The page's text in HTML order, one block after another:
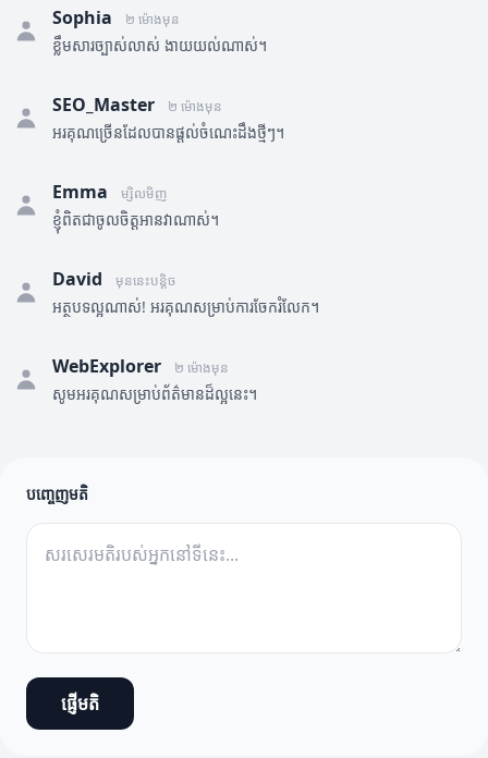
Sophia ២ ម៉ោងមុន
ខ្លឹមសារច្បាស់លាស់ ងាយយល់ណាស់។
SEO_Master ២ ម៉ោងមុន
អរគុណច្រើនដែលបានផ្តល់ចំណេះដឹងថ្មីៗ។
Emma ម្សិលមិញ
ខ្ញុំពិតជាចូលចិត្តអានវាណាស់។
David មុននេះបន្តិច
អត្ថបទល្អណាស់! អរគុណសម្រាប់ការចែករំលែក។
WebExplorer ២ ម៉ោងមុន
សូមអរគុណសម្រាប់ព័ត៌មានដ៏ល្អនេះ។
បញ្ចេញមតិ
ផ្ញើមតិ